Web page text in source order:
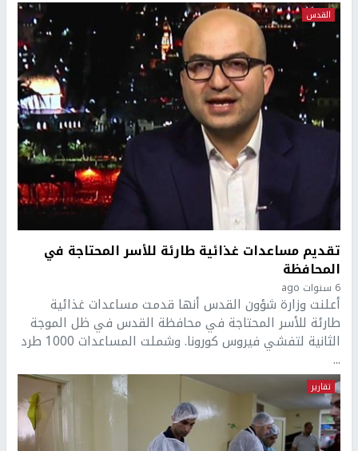
القدس
تقديم مساعدات غذائية طارئة للأسر المحتاجة في
المحافظة
6 سنوات ago
أعلنت وزارة شؤون القدس أنها قدمت مساعدات غذائية
طارئة للأسر المحتاجة في محافظة القدس في ظل الموجة
الثانية لتفشي فيروس كورونا. وشملت المساعدات 1000 طرد
...
تقارير